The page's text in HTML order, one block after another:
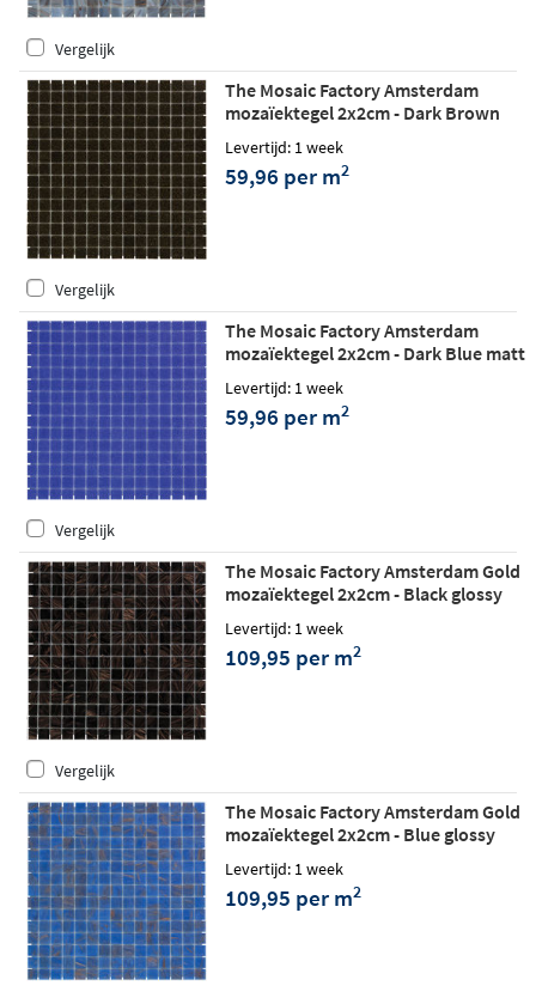
Vergelijk
The Mosaic Factory Amsterdam
mozaïektegel 2x2cm - Dark Brown
Levertijd: 1 week
59,96 per m2
Vergelijk
The Mosaic Factory Amsterdam
mozaïektegel 2x2cm - Dark Blue matt
Levertijd: 1 week
59,96 per m2
Vergelijk
The Mosaic Factory Amsterdam Gold
mozaïektegel 2x2cm - Black glossy
Levertijd: 1 week
109,95 per m2
Vergelijk
The Mosaic Factory Amsterdam Gold
mozaïektegel 2x2cm - Blue glossy
Levertijd: 1 week
109,95 per m2